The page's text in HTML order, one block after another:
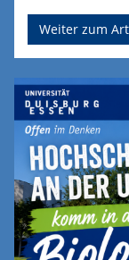
Weiter zum